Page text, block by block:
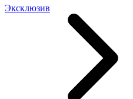
Эксклюзив